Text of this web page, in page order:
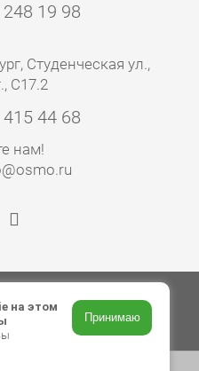
19 98
Студенческая ул.,
С17.2
44 68
нам!
дом ОСМО»
права
обработки
на этом
Принимаю